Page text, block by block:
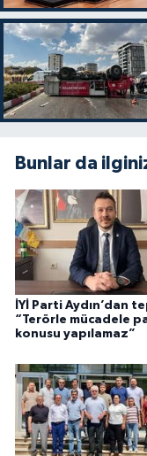
Bunlar da
İYİ Parti Aydın’dan
“Terörle mücadele
konusu yapılamaz”